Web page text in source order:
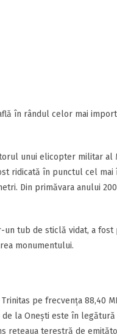
în rândul celor mai
unui elicopter militar al
ridicată în punctul cel
Din primăvara anului
tub de sticlă vidat, a fost
monumentului.
pe frecvența 88,40
la Onești este în legătură
rețeaua terestră de